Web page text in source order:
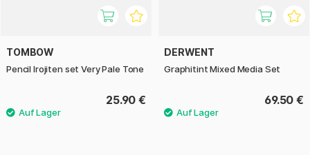
TOMBOW
Pencil Irojiten set Very Pale Tone
25.90 €
DERWENT
Graphitint Mixed Media Set
69.50 €